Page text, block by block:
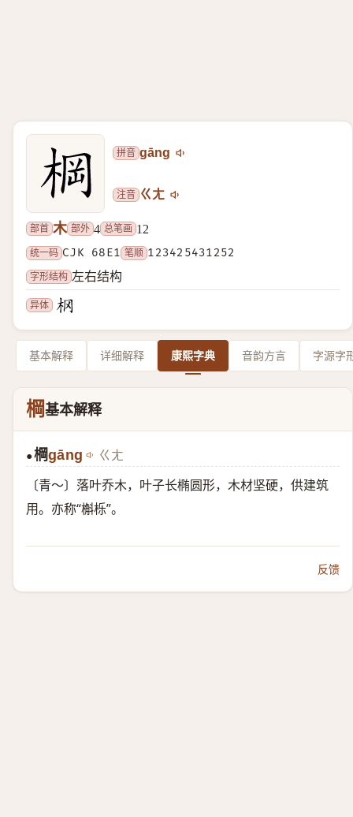
拼音 gāng
注音 ㄍㄤ
部首 木 部外 4 总笔画 12
统一码 CJK 68E1 笔顺 123425431252
字形结构 左右结构
异体
基本解释 详细解释 康熙字典 音韵方言 字源字
棡基本解释
●棡gāng ㄍㄤ
〔青～〕落叶乔木，叶子长椭圆形，木材坚硬，供建筑
用。亦称“槲栎”。
反馈